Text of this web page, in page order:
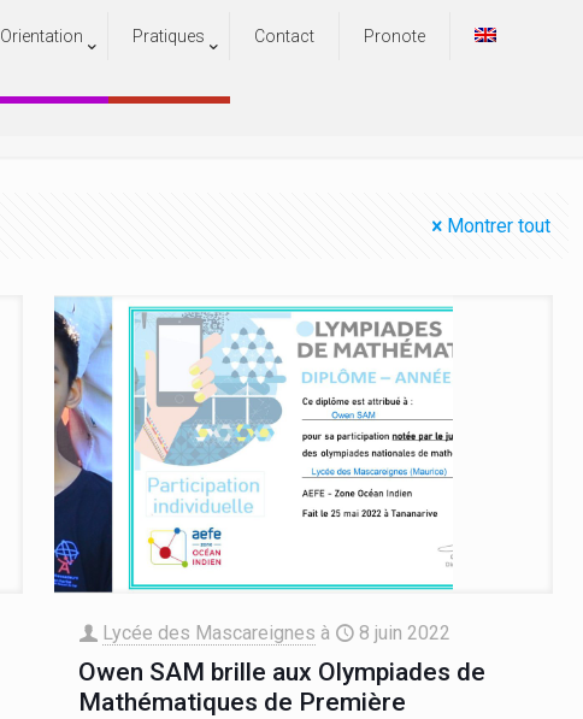
Orientation Pratiques Contact Pronote
Montrer tout
Lycée des Mascareignes à 8 juin 2022
Owen SAM brille aux Olympiades de
Mathématiques de Première